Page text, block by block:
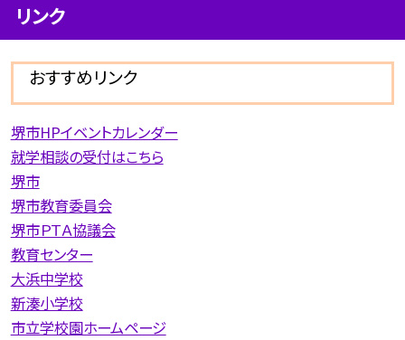
リンク
おすすめリンク
堺市HPイベントカレンダー
就学相談の受付はこちら
堺市
堺市教育委員会
堺市ＰＴＡ協議会
教育センター
大浜中学校
新湊小学校
市立学校園ホームページ